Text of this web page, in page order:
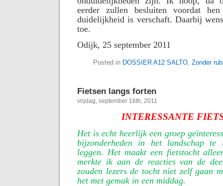
eerder zullen besluiten voordat
duidelijkheid is verschaft. Daarbij
toe.
Odijk, 25 september 2011
Posted in DOSSIER A12 SALTO, Zonder
Fietsen langs forten
vrijdag, september 16th, 2011
INTERESSANTE
Het is echt heerlijk een groep
bijzonderheden in het landschap
leggen. Het maakt een fietstocht
merkte ik aan de reacties van de
zouden lezers de tocht niet zelf gaan
het met gemak in een middag.